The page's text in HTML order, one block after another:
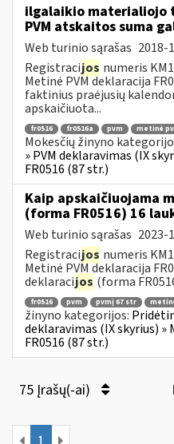
ilgalaikio materialiojo
PVM atskaitos suma
Web turinio sąrašas 2018-
Registracijos numeris
Metinė PVM deklaracija
faktinius praėjusių
apskaičiuota...
fr0516 fr0516a pvm metinė
Mokesčių žinyno
» PVM deklaravimas (IX
FR0516 (87 str.)
Kaip apskaičiuojama
(forma FR0516) 16
Web turinio sąrašas 2023-
Registracijos numeris
Metinė PVM deklaracija
deklaracijos (forma
fr0516 pvm pvmį 67 str
žinyno kategorijos:
deklaravimas (IX skyrius) »
FR0516 (87 str.)
75 Įrašų(-ai)